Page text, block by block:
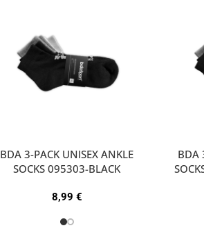
BDA 3-PACK UNISEX ANKLE
SOCKS 095303-BLACK
8,99 €
ΒDA